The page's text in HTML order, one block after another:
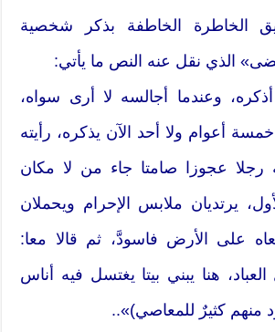
الخاطرة الخاطفة بذكر شخصية
الذي نقل عنه النص ما يأتي:
وعندما أجالسه لا أرى سواه،
أعوام ولا أحد الآن يذكره، رأيته
عجوزا صامتا جاء من لا مكان
يرتديان ملابس الإحرام ويحملان
على الأرض فاسودَّ، ثم قالا معا:
هنا يبني بيتا يغتسل فيه أناس
منهم كثيرٌ للمعاصي)»..